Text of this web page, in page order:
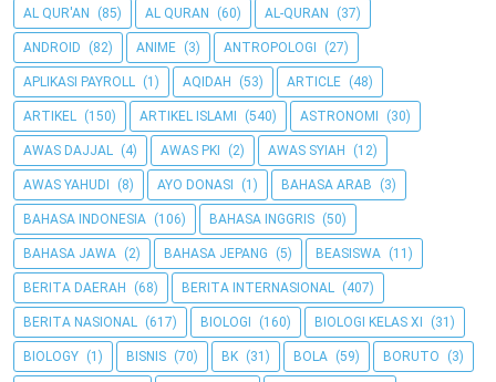
AL QUR'AN (85) AL QURAN (60) AL-QURAN (37)
ANDROID (82) ANIME (3) ANTROPOLOGI (27)
APLIKASI PAYROLL (1) AQIDAH (53) ARTICLE (48)
ARTIKEL (150) ARTIKEL ISLAMI (540) ASTRONOMI (30)
AWAS DAJJAL (4) AWAS PKI (2) AWAS SYIAH (12)
AWAS YAHUDI (8) AYO DONASI (1) BAHASA ARAB (3)
BAHASA INDONESIA (106) BAHASA INGGRIS (50)
BAHASA JAWA (2) BAHASA JEPANG (5) BEASISWA (11)
BERITA DAERAH (68) BERITA INTERNASIONAL (407)
BERITA NASIONAL (617) BIOLOGI (160) BIOLOGI KELAS XI (31)
BIOLOGY (1) BISNIS (70) BK (31) BOLA (59) BORUTO (3)